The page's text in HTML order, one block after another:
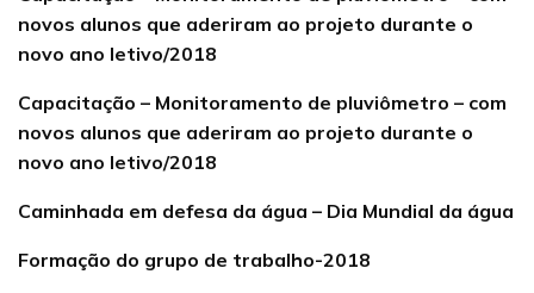
novos alunos que aderiram ao projeto durante o
novo ano letivo/2018
Capacitação – Monitoramento de pluviômetro – com
novos alunos que aderiram ao projeto durante o
novo ano letivo/2018
Caminhada em defesa da água – Dia Mundial da água
Formação do grupo de trabalho-2018